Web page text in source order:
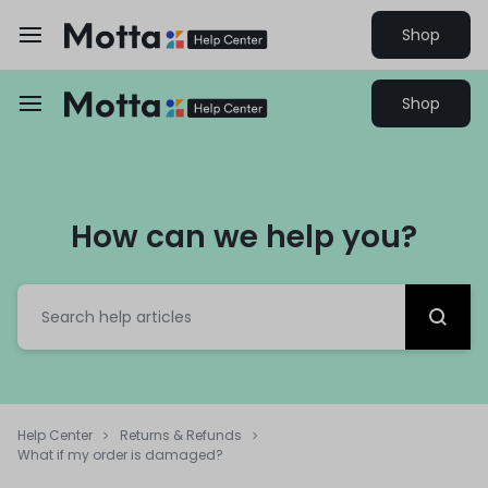
Shop
Shop
How can we help you?
Help Center
Returns & Refunds
What if my order is damaged?